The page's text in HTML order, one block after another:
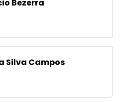
Bezerra
Silva Campos